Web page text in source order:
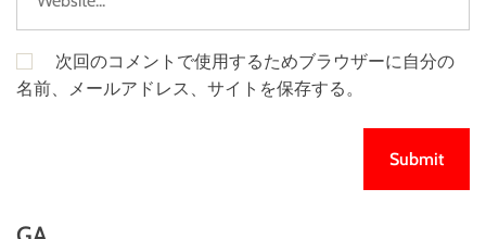
次回のコメントで使用するためブラウザーに自分の
名前、メールアドレス、サイトを保存する。